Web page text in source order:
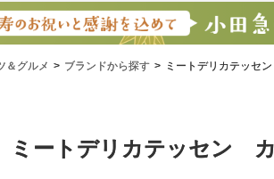
＆グルメ ブランドから探す ミートデリカテッセ
ミートデリカテッセン